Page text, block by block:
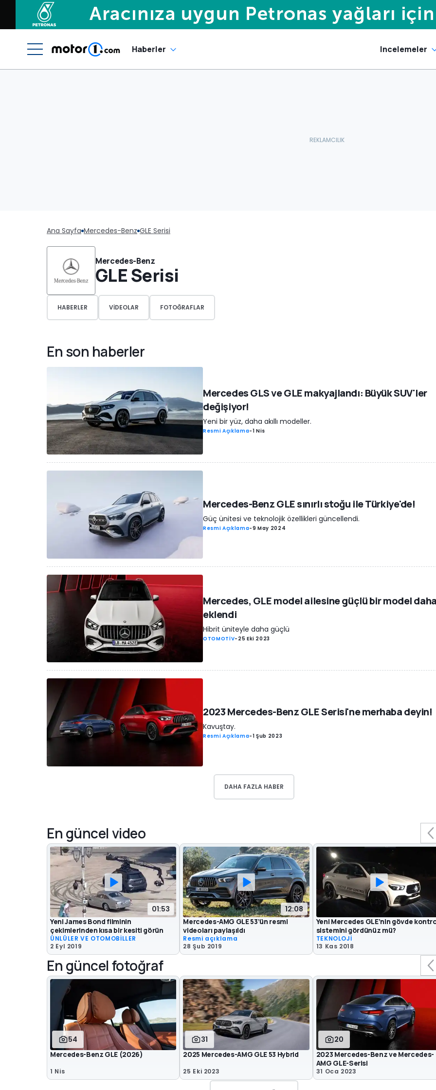
Haberler Incelemeler
Ana Sayfa Mercedes-Benz GLE Serisi
Mercedes-Benz
GLE Serisi
HABERLER VIDEOLAR FOTOĞRAFLAR
En son haberler
Mercedes GLS ve GLE makyajlandı: Büyük SUV'ler
değişiyor!
Yeni bir yüz, daha akıllı modeller.
Resmi Açıklama-1 Nis
Mercedes-Benz GLE sınırlı stoğu ile Türkiye'de!
Güç ünitesi ve teknolojik özellikleri güncellendi.
Resmi Açıklama-9 May 2024
Mercedes, GLE model ailesine güçlü bir model
eklendi
Hibrit üniteyle daha güçlü
OTOMOTİV- 25 Eki 2023
2023 Mercedes-Benz GLE Serisi'ne merhaba deyin!
Kavuştay.
Resmi Açıklama-1 Şub 2023
DAHA FAZLA HABER
En güncel video
01:53
Yeni James Bond filminin
çekimlerinden kısa bir kesiti görün
ÜNLÜLER VE OTOMOBİLLER
2 Eyl 2019
12:08
Mercedes-AMG GLE 53’ün resmi
videoları paylaşıldı
Resmi açıklama
28 Şub 2019
Yeni Mercedes GLE’nin gövde
sistemini gördünüz mü?
TEKNOLOJİ
13 Kas 2018
En güncel fotoğraf
54
Mercedes-Benz GLE (2026)
1 Nis
31
2025 Mercedes-AMG GLE 53 Hybrid
25 Eki 2023
20
2023 Mercedes-Benz ve Mercedes-
AMG GLE-Serisi
31 Oca 2023